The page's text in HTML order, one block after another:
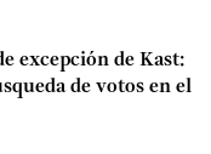
excepción de Kast:
de votos en el